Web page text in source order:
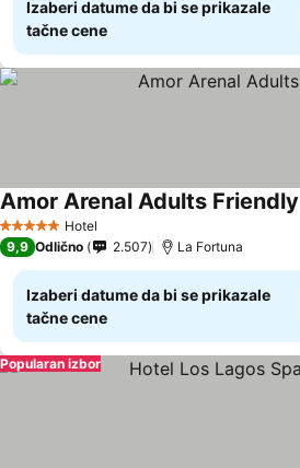
Izaberi datume da bi se prikazale
tačne cene
5 ZvezdiceHotel
Amor Arenal Adults Friendly
9,9 Odlično 2.507 La Fortuna
Izaberi datume da bi se prikazale
tačne cene
Popularan izbor